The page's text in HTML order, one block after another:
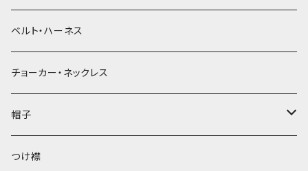
ベルト・ハーネス
チョーカー・ネックレス
帽子
ベレー帽
つけ襟